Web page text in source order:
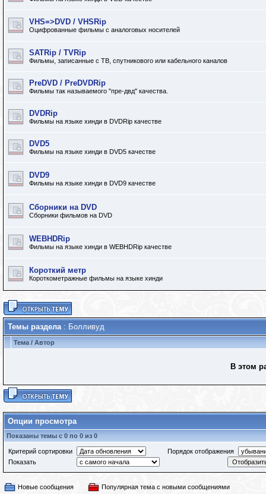
VHS=>DVD / VHSRip
Оцифрованные фильмы с аналоговых носителей
SATRip / TVRip
Фильмы, записанные с ТВ, спутникового или кабельного каналов
PreDVD / PreDVDRip
Фильмы так называемого "пре-двд" качества.
DVDRip
Фильмы на языке хинди в DVDRip качестве
DVD5
Фильмы на языке хинди в DVD5 качестве
DVD9
Фильмы на языке хинди в DVD9 качестве
Сборники на DVD
Сборники фильмов на DVD
WEBHDRip
Фильмы на языке хинди в WEBHDRip качестве
Короткий метр
Короткометражные фильмы на языке хинди
Темы раздела: Болливуд
Тема / Автор
В этом
Опции просмотра
Показаны темы с 0 по 0 из 0
Критерий сортировки
Порядок отображения
Показать
Новые сообщения
Популярная тема с новыми сообщениями